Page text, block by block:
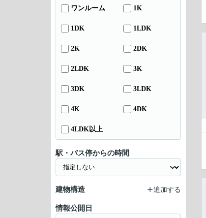
ワンルーム 1K
1DK 1LDK
2K 2DK
2LDK 3K
3DK 3LDK
4K 4DK
4LDK以上
駅・バス停からの時間
建物構造 追加する
情報公開日